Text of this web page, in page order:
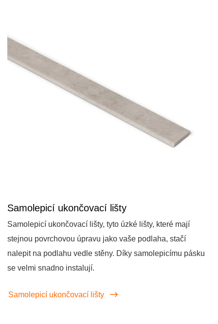
Samolepicí ukončovací lišty
Samolepicí ukončovací lišty, tyto úzké lišty, které mají
stejnou povrchovou úpravu jako vaše podlaha, stačí
nalepit na podlahu vedle stěny. Díky samolepicímu pásku
se velmi snadno instalují.
Samolepicí ukončovací lišty